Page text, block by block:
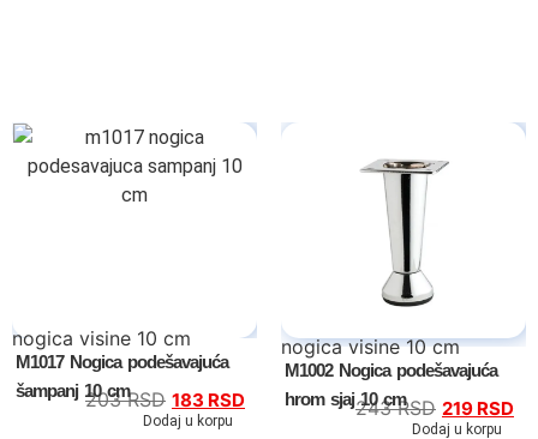
nogica visine 10 cm
M1017 Nogica podešavajuća
šampanj 10 cm
203RSD 183 RSD
Dodaj u korpu
nogica visine 10 cm
M1002 Nogica podešavajuća
hrom sjaj 10 cm
243RSD 219 RSD
Dodaj u korpu